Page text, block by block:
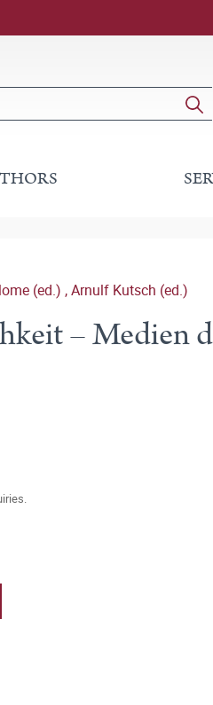
(ed.) ,Arnulf Kutsch (ed.)
– Medien